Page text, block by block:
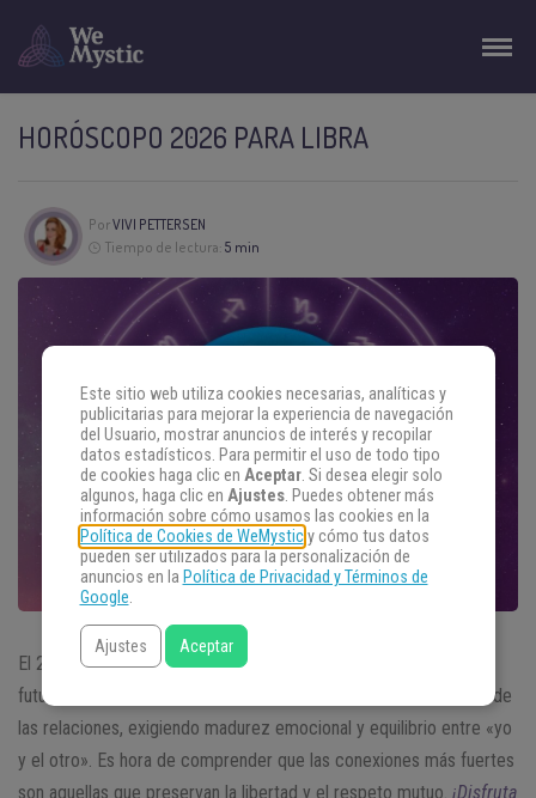
HORÓSCOPO 2026 PARA LIBRA
PorVIVI PETTERSEN
Tiempo de lectura: 5 min
El 2026 comienza con tu corazón dividido entre el pasado y el
futuro. La entrada de Saturno y Neptuno en Aries cambia el eje de
las relaciones, exigiendo madurez emocional y equilibrio entre «yo
y el otro». Es hora de comprender que las conexiones más fuertes
son aquellas que preservan la libertad y el respeto mutuo. ¡Disfruta
Este sitio web utiliza cookies necesarias, analíticas y
publicitarias para mejorar la experiencia de navegación
del Usuario, mostrar anuncios de interés y recopilar
datos estadísticos. Para permitir el uso de todo tipo
de cookies haga clic en Aceptar. Si desea elegir solo
algunos, haga clic en Ajustes. Puedes obtener más
información sobre cómo usamos las cookies en la
Política de Cookies de WeMysticy cómo tus datos
pueden ser utilizados para la personalización de
anuncios en la Política de Privacidad y Términos de
Google.
Ajustes Aceptar